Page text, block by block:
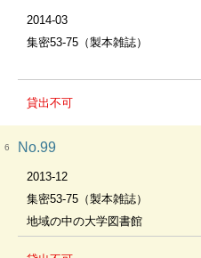
2014-03
集密53-75（製本雑誌）
貸出不可
6 No.99
2013-12
集密53-75（製本雑誌）
地域の中の大学図書館